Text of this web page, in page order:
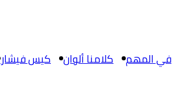
في المهم كلامنا ألوان كيس فيشار